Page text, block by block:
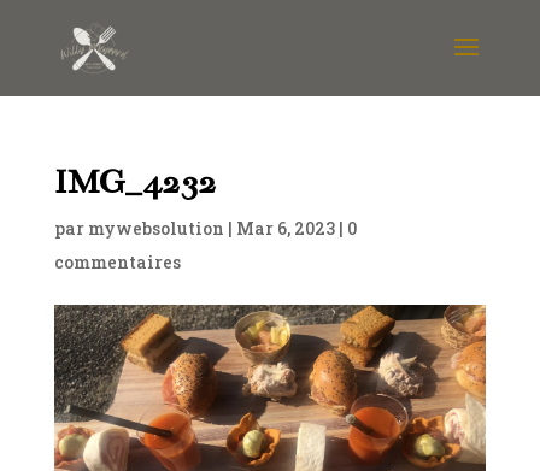
IMG_4232
par mywebsolution | Mar 6, 2023| 0
commentaires